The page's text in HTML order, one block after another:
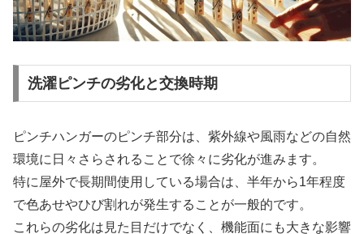
洗濯ピンチの劣化と交換時期
ピンチハンガーのピンチ部分は、紫外線や風雨などの自然
環境に日々さらされることで徐々に劣化が進みます。
特に屋外で長期間使用している場合は、半年から1年程度
で色あせやひび割れが発生することが一般的です。
これらの劣化は見た目だけでなく、機能面にも大きな影響